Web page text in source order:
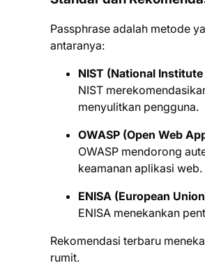
Passphrase adalah metode
antaranya:
NIST (National
NIST
menyulitkan pengguna.
OWASP (Open Web
OWASP mendorong
keamanan aplikasi web.
ENISA (European
ENISA menekankan
Rekomendasi terbaru
rumit.